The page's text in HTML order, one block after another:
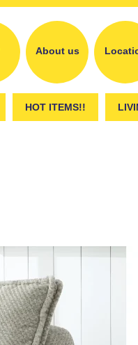
HOT ITEMS!!
About us